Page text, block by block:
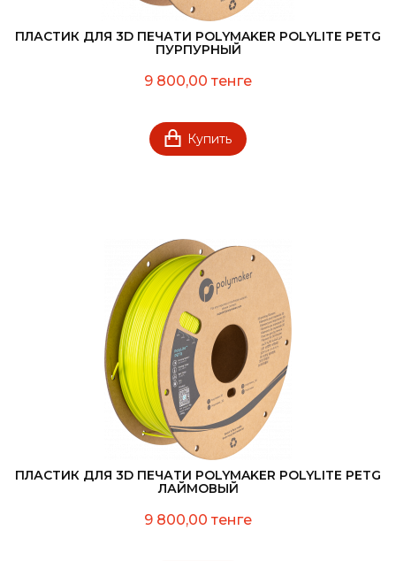
ПЛАСТИК ДЛЯ 3D ПЕЧАТИ POLYMAKER POLYLITE PETG
ПУРПУРНЫЙ
9 800,00 тенге
Купить
ПЛАСТИК ДЛЯ 3D ПЕЧАТИ POLYMAKER POLYLITE PETG
ЛАЙМОВЫЙ
9 800,00 тенге